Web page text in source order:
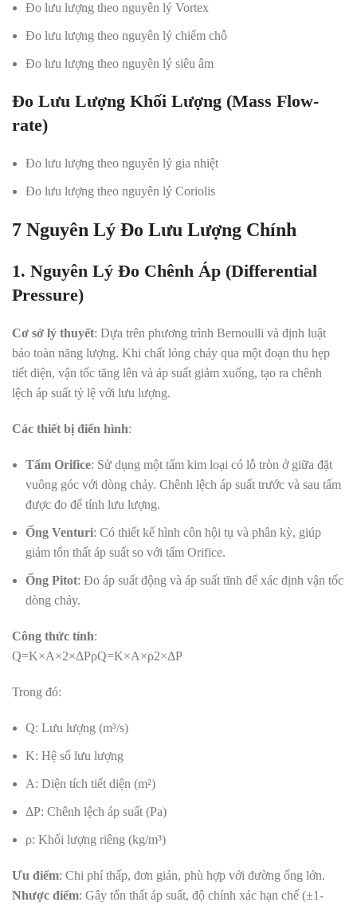
Đo lưu lượng theo nguyên lý Vortex
Đo lưu lượng theo nguyên lý chiếm chỗ
Đo lưu lượng theo nguyên lý siêu âm
Đo Lưu Lượng Khối Lượng (Mass Flow-
rate)
Đo lưu lượng theo nguyên lý gia nhiệt
Đo lưu lượng theo nguyên lý Coriolis
7 Nguyên Lý Đo Lưu Lượng Chính
1. Nguyên Lý Đo Chênh Áp (Differential
Pressure)
Cơ sở lý thuyết: Dựa trên phương trình Bernoulli và định luật
bảo toàn năng lượng. Khi chất lỏng chảy qua một đoạn thu hẹp
tiết diện, vận tốc tăng lên và áp suất giảm xuống, tạo ra chênh
lệch áp suất tỷ lệ với lưu lượng.
Các thiết bị điển hình:
Tấm Orifice: Sử dụng một tấm kim loại có lỗ tròn ở giữa đặt
vuông góc với dòng chảy. Chênh lệch áp suất trước và sau tấm
được đo để tính lưu lượng.
Ống Venturi: Có thiết kế hình côn hội tụ và phân kỳ, giúp
giảm tổn thất áp suất so với tấm Orifice.
Ống Pitot: Đo áp suất động và áp suất tĩnh để xác định vận tốc
dòng chảy.
Công thức tính:
Q=K×A×2×ΔPρQ=K×A×ρ2×ΔP
Trong đó:
Q: Lưu lượng (m³/s)
K: Hệ số lưu lượng
A: Diện tích tiết diện (m²)
ΔP: Chênh lệch áp suất (Pa)
ρ: Khối lượng riêng (kg/m³)
Ưu điểm: Chi phí thấp, đơn giản, phù hợp với đường ống lớn.
Nhược điểm: Gây tổn thất áp suất, độ chính xác hạn chế (±1-